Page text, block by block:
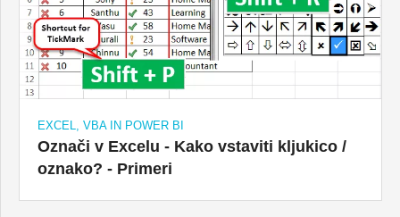
EXCEL, VBA IN POWER BI
Označi v Excelu - Kako vstaviti kljukico /
oznako? - Primeri